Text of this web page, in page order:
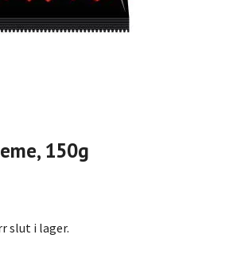
150g
slut i lager.